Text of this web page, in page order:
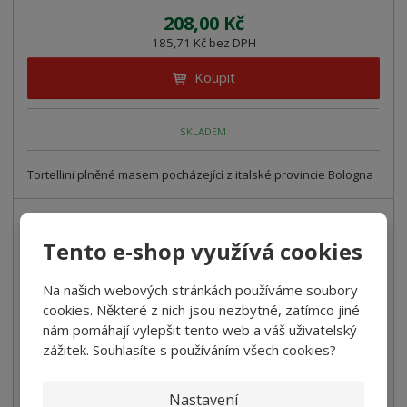
Tento e-shop využívá cookies
Na našich webových stránkách používáme soubory
cookies. Některé z nich jsou nezbytné, zatímco jiné
nám pomáhají vylepšit tento web a váš uživatelský
zážitek. Souhlasíte s používáním všech cookies?
Nastavení
208,00 Kč
185,71 Kč bez DPH
Koupit
SKLADEM
Tortellini plněné masem pocházející z italské provincie Bologna